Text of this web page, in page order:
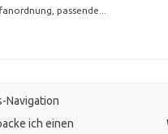
passende...
Navigation
ich einen